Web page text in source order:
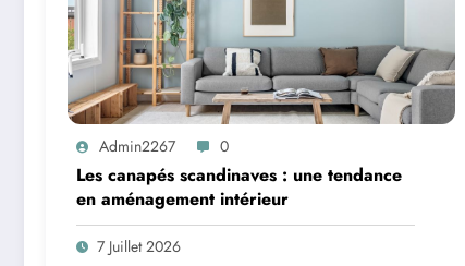
Admin2267 0
Les canapés scandinaves : une tendance
en aménagement intérieur
7 Juillet 2026